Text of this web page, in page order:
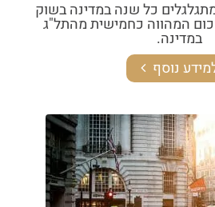
₪ מתגלגלים כל שנה במדינה בשוק
המהווה כחמישית מהתל"ג
במדינה.
נוסף